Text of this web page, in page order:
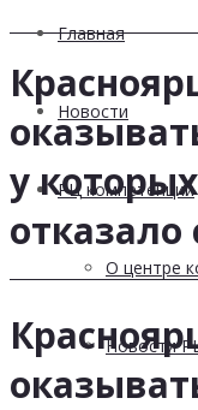
Главная
Новости
РЦ компетенций
О центре
Новости
у
отказало